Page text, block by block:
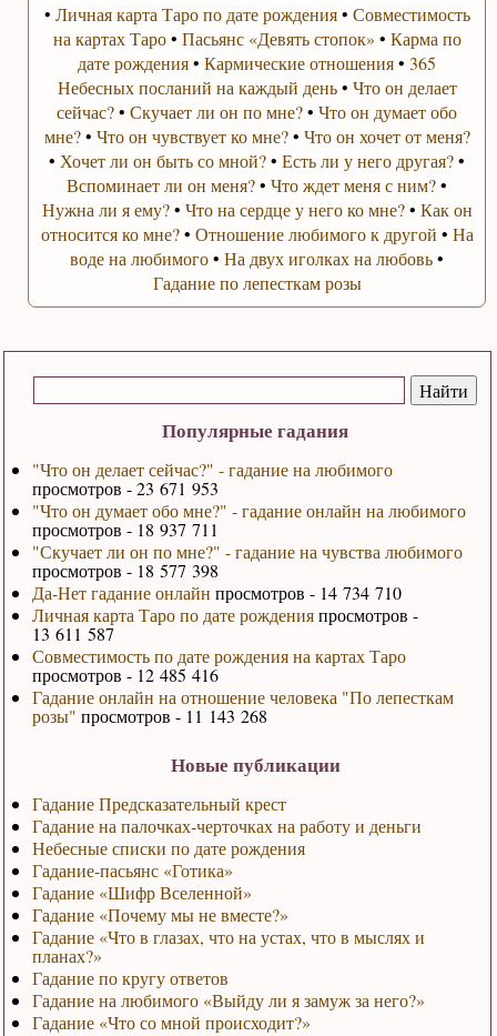
Популярные гадания
"Что он делает сейчас?" - гадание на любимого
просмотров - 23 671 953
"Что он думает обо мне?" - гадание онлайн на любимого
просмотров - 18 937 711
"Скучает ли он по мне?" - гадание на чувства любимого
просмотров - 18 577 398
Да-Нет гадание онлайн просмотров - 14 734 710
Личная карта Таро по дате рожденияпросмотров -
13 611 587
Совместимость по дате рождения на картах Таро
просмотров - 12 485 416
Гадание онлайн на отношение человека "По лепесткам
розы" просмотров - 11 143 268
Новые публикации
Гадание Предсказательный крест
Гадание на палочках-черточках на работу и деньги
Небесные списки по дате рождения
Гадание-пасьянс «Готика»
Гадание «Шифр Вселенной»
Гадание «Почему мы не вместе?»
Гадание «Что в глазах, что на устах, что в мыслях и
планах?»
Гадание по кругу ответов
Гадание на любимого «Выйду ли я замуж за него?»
Гадание «Что со мной происходит?»
• Личная карта Таро по дате рождения• Совместимость
на картах Таро• Пасьянс «Девять стопок» • Карма по
дате рождения•Кармические отношения•365
Небесных посланий на каждый день• Что он делает
сейчас?•Скучает ли он по мне?•Что он думает обо
мне?• Что он чувствует ко мне?• Что он хочет от меня?
• Хочет ли он быть со мной?•Есть ли у него другая?•
Вспоминает ли он меня?•Что ждет меня с ним?•
Нужна ли я ему?• Что на сердце у него ко мне?• Как он
относится ко мне?• Отношение любимого к другой • На
воде на любимого•На двух иголках на любовь•
Гадание по лепесткам розы